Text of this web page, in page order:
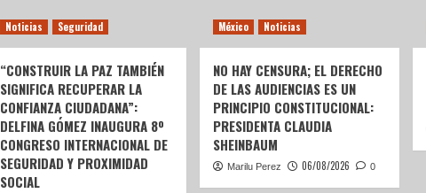
Noticias Seguridad
“CONSTRUIR LA PAZ TAMBIÉN
SIGNIFICA RECUPERAR LA
CONFIANZA CIUDADANA”:
DELFINA GÓMEZ INAUGURA 8º
CONGRESO INTERNACIONAL DE
SEGURIDAD Y PROXIMIDAD
SOCIAL
México Noticias
NO HAY CENSURA; EL DERECHO
DE LAS AUDIENCIAS ES UN
PRINCIPIO CONSTITUCIONAL:
PRESIDENTA CLAUDIA
SHEINBAUM
Marilu Perez 06/08/2026 0